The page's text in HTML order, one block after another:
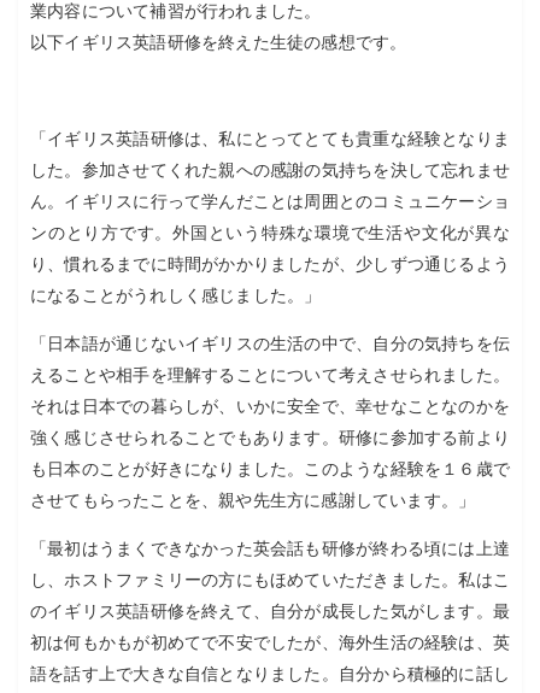
業内容について補習が行われました。
以下イギリス英語研修を終えた生徒の感想です。
「イギリス英語研修は、私にとってとても貴重な経験となりま
した。参加させてくれた親への感謝の気持ちを決して忘れませ
ん。イギリスに行って学んだことは周囲とのコミュニケーショ
ンのとり方です。外国という特殊な環境で生活や文化が異な
り、慣れるまでに時間がかかりましたが、少しずつ通じるよう
になることがうれしく感じました。」
「日本語が通じないイギリスの生活の中で、自分の気持ちを伝
えることや相手を理解することについて考えさせられました。
それは日本での暮らしが、いかに安全で、幸せなことなのかを
強く感じさせられることでもあります。研修に参加する前より
も日本のことが好きになりました。このような経験を１６歳で
させてもらったことを、親や先生方に感謝しています。」
「最初はうまくできなかった英会話も研修が終わる頃には上達
し、ホストファミリーの方にもほめていただきました。私はこ
のイギリス英語研修を終えて、自分が成長した気がします。最
初は何もかもが初めてで不安でしたが、海外生活の経験は、英
語を話す上で大きな自信となりました。自分から積極的に話し